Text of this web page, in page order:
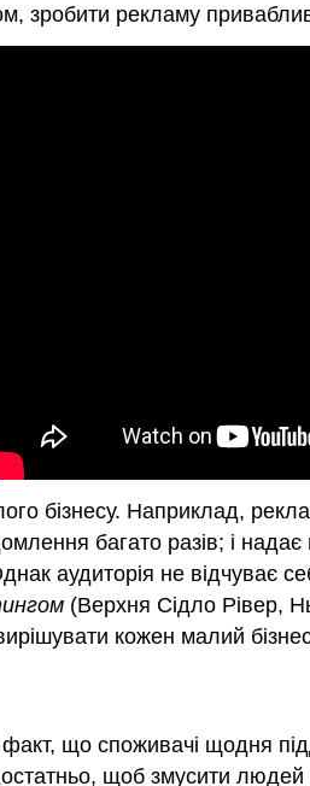
зробити рекламу
бізнесу. Наприклад,
багато разів; і
аудиторія не відчуває
(Верхня Сідло Рівер,
кожен малий
що споживачі щодня
щоб змусити людей